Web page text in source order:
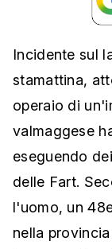
Incidente sul
stamattina,
operaio di
valmaggese
eseguendo
delle Fart.
l'uomo, un
nella